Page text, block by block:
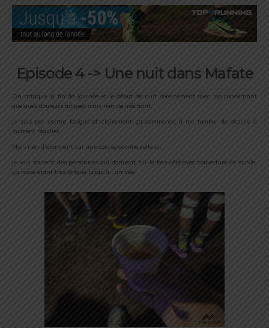
Episode 4 -> Une nuit dans Mafate
On attaque la fin de journée et le début de nuit sereinement avec me concernant
quelques douleurs au pied mais rien de méchant.
Je suis par contre fatigué et clairement ça commence à me tomber de dessus à
moment régulier.
Mais rien d’étonnant sur une course comme celle-ci.
Je vois souvent des personnes qui dorment sur le bas-côté avec couverture de survie.
La route étant très longue jusqu’à l’arrivée.